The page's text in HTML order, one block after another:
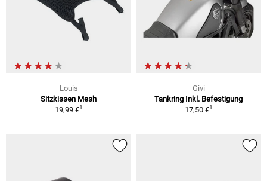
Louis
Sitzkissen Mesh
19,99 €1
Givi
Tankring Inkl. Befestigung
17,50 €1